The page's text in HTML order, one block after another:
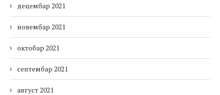
децембар 2021
новембар 2021
октобар 2021
септембар 2021
август 2021